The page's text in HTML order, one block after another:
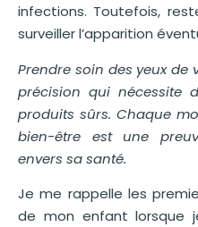
infections. Toutefois,
surveiller l’apparition
Prendre soin des yeux de
précision qui nécessite
produits sûrs. Chaque
bien-être est une
envers sa santé.
Je me rappelle les
de mon enfant lorsque